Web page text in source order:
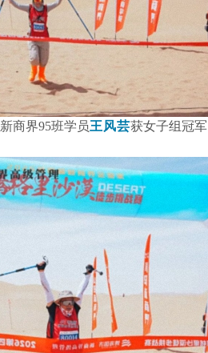
商界95班学员王风芸获女子组冠军